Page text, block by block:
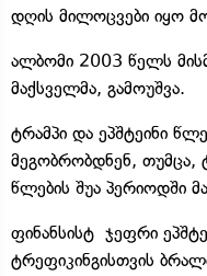
დღის მილოცვები იყო
ალბომი 2003 წელს
მაქსველმა, გამოუშვა.
ტრამპი და ეპშტეინი
მეგობრობდნენ, თუმცა,
წლების შუა პერიოდში
ფინანსისტ ჯეფრი
ტრეფიკინგისთვის